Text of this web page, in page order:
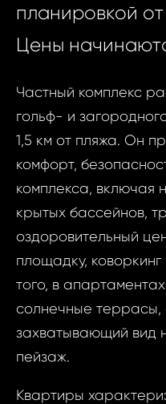
планировкой
Цены
Частный комплекс
гольф- и
1,5 км от пляжа. Он
комфорт,
комплекса, включая
крытых бассейнов,
оздоровительный
площадку,
того, в
солнечные террасы,
захватывающий вид
пейзаж.
Квартиры